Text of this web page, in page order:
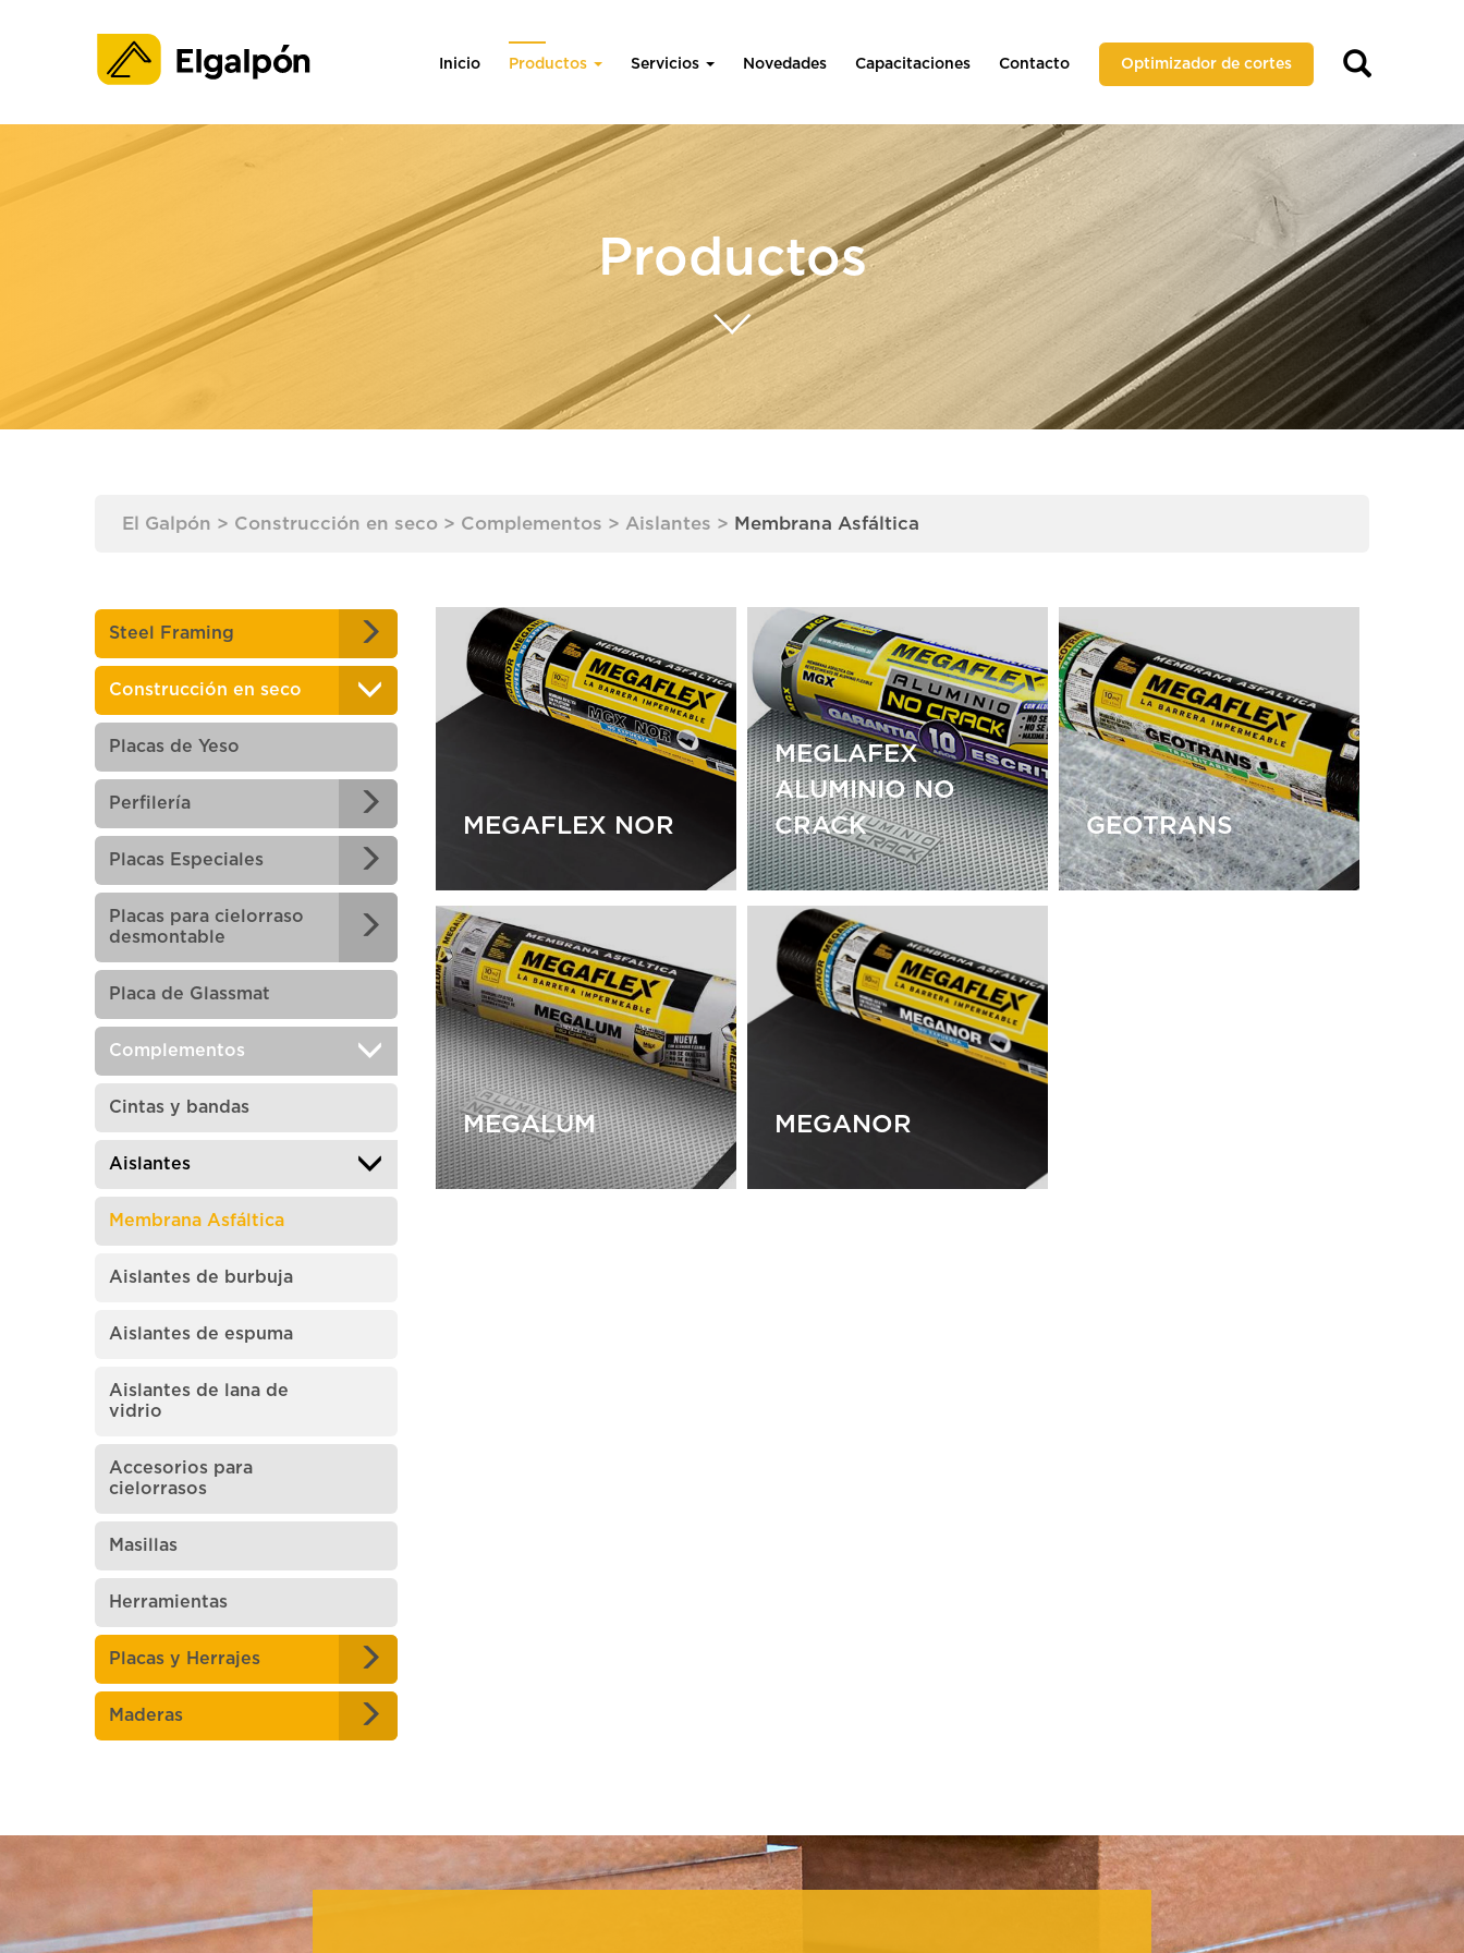
Inicio Productos Servicios Novedades Capacitaciones Contacto Optimizador de cortes
Productos
El Galpón > Construcción en seco > Complementos > Aislantes > Membrana Asfáltica
Steel Framing
Construcción en seco
Placas de Yeso
Perfilería
Placas Especiales
Placas para cielorraso
desmontable
Placa de Glassmat
Complementos
Cintas y bandas
Aislantes
Membrana Asfáltica
Aislantes de burbuja
Aislantes de espuma
Aislantes de lana de
vidrio
Accesorios para
cielorrasos
Masillas
Herramientas
Placas y Herrajes
Maderas
MEGAFLEX NOR
MEGAFLEX NOR
MEGLAFEX
ALUMINIO NO
CRACK
MEGLAFEX
ALUMINIO NO
CRACK
GEOTRANS
MEGALUM MEGANOR